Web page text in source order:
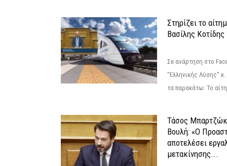
Στηρίζει το
Βασίλης Κοτίδης
Σε ανάρτηση στο
"Ελληνικής Λύσης"
τα παρακάτω: Το
Τάσος
Βουλή: «Ο
αποτελέσει
μετακίνησης...